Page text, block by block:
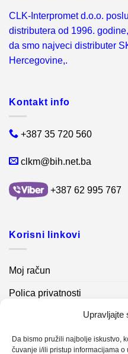
Upravljajte
Da bismo pružili najbolje iskustvo,
čuvanje i/ili pristup informacijama
CLK-Interpromet d.o.o.
distributera od 1996.
da smo najveci distributer
Hercegovine,.
Kontakt info
+387 35 720 560
clkm@bih.net.ba
+387 62 995 767
Korisni linkovi
Moj račun
Polica privatnosti
Kontakt info